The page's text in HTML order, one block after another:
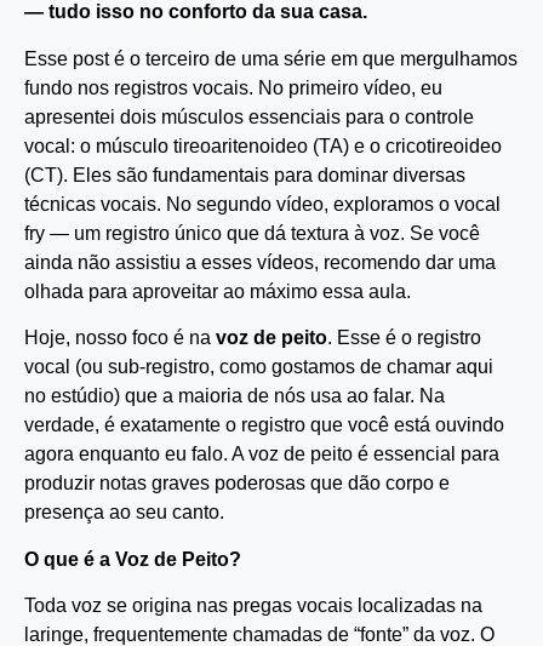
— tudo isso no conforto da sua casa.
Esse post é o terceiro de uma série em que mergulhamos
fundo nos registros vocais. No primeiro vídeo, eu
apresentei dois músculos essenciais para o controle
vocal: o músculo tireoaritenoideo (TA) e o cricotireoideo
(CT). Eles são fundamentais para dominar diversas
técnicas vocais. No segundo vídeo, exploramos o vocal
fry — um registro único que dá textura à voz. Se você
ainda não assistiu a esses vídeos, recomendo dar uma
olhada para aproveitar ao máximo essa aula.
Hoje, nosso foco é na voz de peito. Esse é o registro
vocal (ou sub-registro, como gostamos de chamar aqui
no estúdio) que a maioria de nós usa ao falar. Na
verdade, é exatamente o registro que você está ouvindo
agora enquanto eu falo. A voz de peito é essencial para
produzir notas graves poderosas que dão corpo e
presença ao seu canto.
O que é a Voz de Peito?
Toda voz se origina nas pregas vocais localizadas na
laringe, frequentemente chamadas de “fonte” da voz. O